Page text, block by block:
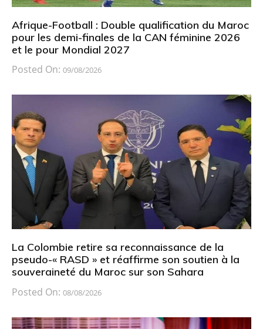
Afrique-Football : Double qualification du Maroc
pour les demi-finales de la CAN féminine 2026
et le pour Mondial 2027
Posted On: 09/08/2026
La Colombie retire sa reconnaissance de la
pseudo-« RASD » et réaffirme son soutien à la
souveraineté du Maroc sur son Sahara
Posted On: 08/08/2026